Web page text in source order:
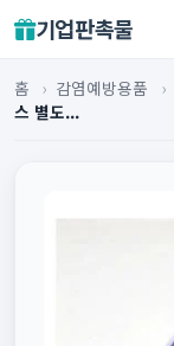
기업판촉물
홈 › 감염예방용품 ›
스 별도...